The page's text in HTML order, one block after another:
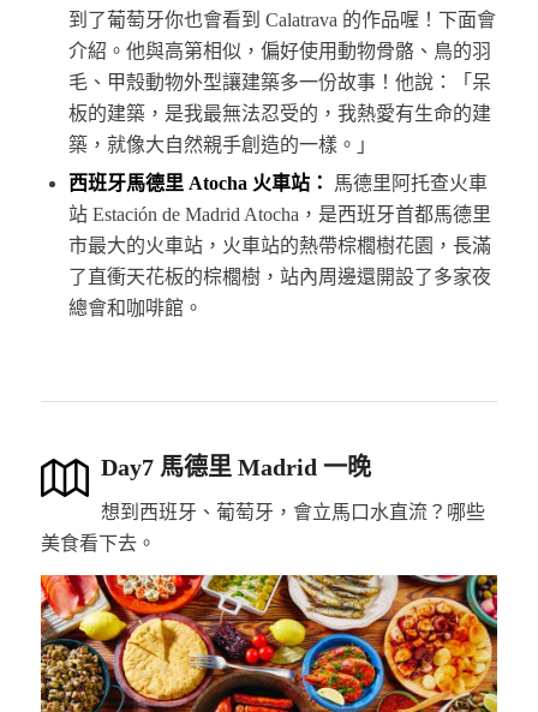
到了葡萄牙你也會看到 Calatrava 的作品喔！下面會
介紹。他與高第相似，偏好使用動物骨骼、鳥的羽
毛、甲殼動物外型讓建築多一份故事！他說：「呆
板的建築，是我最無法忍受的，我熱愛有生命的建
築，就像大自然親手創造的一樣。」
西班牙馬德里 Atocha 火車站：
馬德里阿托查火車
站 Estación de Madrid Atocha，是西班牙首都馬德里
市最大的火車站，火車站的熱帶棕櫚樹花園，長滿
了直衝天花板的棕櫚樹，站內周邊還開設了多家夜
總會和咖啡館。
Day7 馬德里 Madrid 一晚
想到西班牙、葡萄牙，會立馬口水直流？哪些
美食看下去。